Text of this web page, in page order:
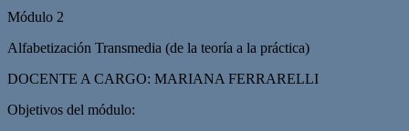
Módulo 2
Alfabetización Transmedia (de la teoría a la práctica)
DOCENTE A CARGO: MARIANA FERRARELLI
Objetivos del módulo: